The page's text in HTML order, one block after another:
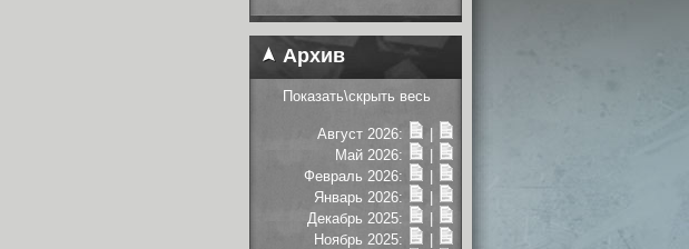
Архив
Показать\скрыть весь
Август 2026:
Май 2026:
Февраль 2026:
Январь 2026:
Декабрь 2025:
Ноябрь 2025: